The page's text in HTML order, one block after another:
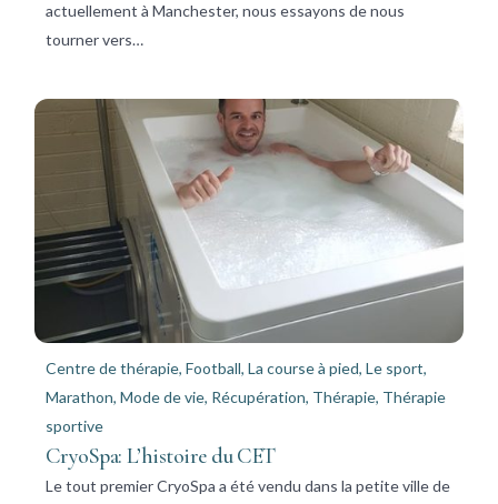
actuellement à Manchester, nous essayons de nous
tourner vers…
Centre de thérapie, Football, La course à pied, Le sport,
Marathon, Mode de vie, Récupération, Thérapie, Thérapie
sportive
CryoSpa: L’histoire du CET
Le tout premier CryoSpa a été vendu dans la petite ville de